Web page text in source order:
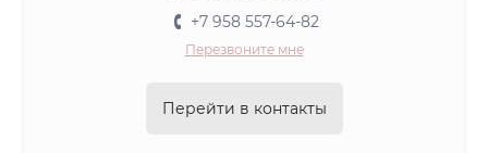
+7 958 557-64-82
Перезвоните мне
Перейти в контакты